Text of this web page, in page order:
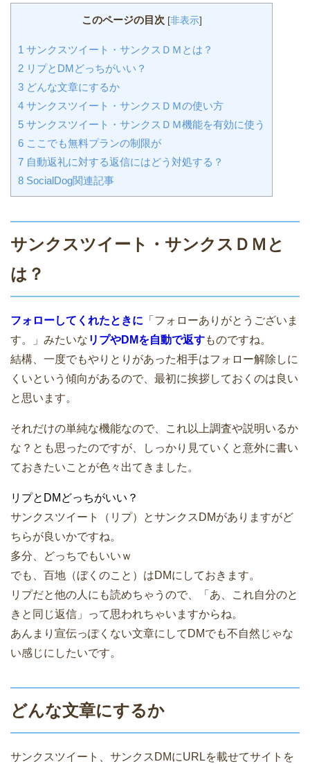
このページの目次 [非表示]
1 サンクスツイート・サンクスＤＭとは？
2 リプとDMどっちがいい？
3 どんな文章にするか
4 サンクスツイート・サンクスＤＭの使い方
5 サンクスツイート・サンクスＤＭ機能を有効に使う
6 ここでも無料プランの制限が
7 自動返礼に対する返信にはどう対処する？
8 SocialDog関連記事
サンクスツイート・サンクスＤＭと
は？
フォローしてくれたときに 「フォローありがとうございま
す。」みたいな リプやDMを自動で返すものですね。
結構、一度でもやりとりがあった相手はフォロー解除しに
くいという傾向があるので、最初に挨拶しておくのは良い
と思います。
それだけの単純な機能なので、これ以上調査や説明いるか
な？とも思ったのですが、しっかり見ていくと意外に書い
ておきたいことが色々出てきました。
リプとDMどっちがいい？
サンクスツイート（リプ）とサンクスDMがありますがど
ちらが良いかですね。
多分、どっちでもいいｗ
でも、百地（ぼくのこと）はDMにしておきます。
リプだと他の人にも読めちゃうので、「あ、これ自分のと
きと同じ返信」って思われちゃいますからね。
あんまり宣伝っぽくない文章にしてDMでも不自然じゃな
い感じにしたいです。
どんな文章にするか
サンクスツイート、サンクスDMにURLを載せてサイトを